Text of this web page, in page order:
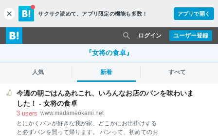
c
l
o
s
サクサク読めて、 アプリ限定の機能も多数！ アプリで開く
ユーザー登録
ログイン
『女将の食卓』
人気 新着 すべて
今週の朝ごはんあれこれ、いろんなお店のパンを味わいま
した！ - 女将の食卓
3 users www.madameokami.net
とにかくパンが好きな我が家、どこかにお出掛けする
と必ずパンを買って帰ります。 パンって、初めてのお